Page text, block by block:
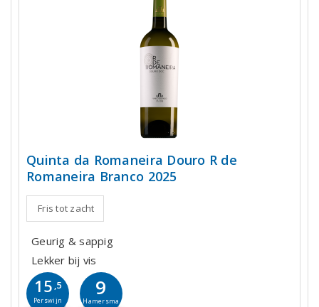
Quinta da Romaneira Douro R de
Romaneira Branco 2025
Fris tot zacht
Geurig & sappig
Lekker bij vis
15 ,5
Perswijn
9
Hamersma